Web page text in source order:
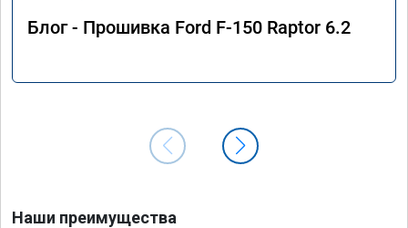
Блог - Прошивка Ford F-150 Raptor 6.2
Наши преимущества